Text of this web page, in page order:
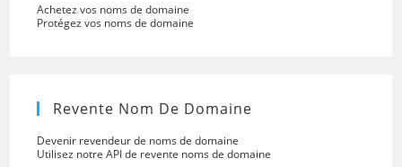
Achetez vos noms de domaine
Protégez vos noms de domaine
Revente Nom De Domaine
Devenir revendeur de noms de domaine
Utilisez notre API de revente noms de domaine